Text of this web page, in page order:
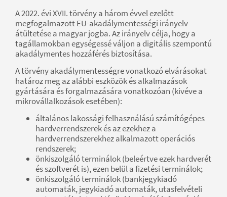
A 2022. évi XVII. törvény a három évvel ezelőtt
megfogalmazott EU-akadálymentességi irányelv
átültetése a magyar jogba. Az irányelv célja, hogy a
tagállamokban egységessé váljon a digitális szempontú
akadálymentes hozzáférés biztosítása.
A törvény akadálymentességre vonatkozó elvárásokat
határoz meg az alábbi eszközök és alkalmazások
gyártására és forgalmazására vonatkozóan (kivéve a
mikrovállalkozások esetében):
általános lakossági felhasználású számítógépes
hardverrendszerek és az ezekhez a
hardverrendszerekhez alkalmazott operációs
rendszerek;
önkiszolgáló terminálok (beleértve ezek hardverét
és szoftverét is), ezen belül a fizetési terminálok;
önkiszolgáló terminálok (bankjegykiadó
automaták, jegykiadó automaták, utasfelvételi